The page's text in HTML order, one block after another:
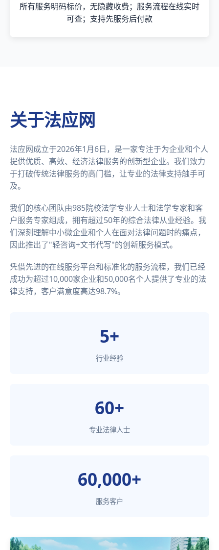
所有服务明码标价，无隐藏收费；服务流程在线实时
可查；支持先服务后付款
关于法应网
法应网成立于2026年1月6日，是一家专注于为企业和个人
提供优质、高效、经济法律服务的创新型企业。我们致力
于打破传统法律服务的高门槛，让专业的法律支持触手可
及。
我们的核心团队由985院校法学专业人士和法学专家和客
户服务专家组成，拥有超过50年的综合法律从业经验。我
们深刻理解中小微企业和个人在面对法律问题时的痛点，
因此推出了"轻咨询+文书代写"的创新服务模式。
凭借先进的在线服务平台和标准化的服务流程，我们已经
成功为超过10,000家企业和50,000名个人提供了专业的法
律支持，客户满意度高达98.7%。
5+
行业经验
60+
专业法律人士
60,000+
服务客户